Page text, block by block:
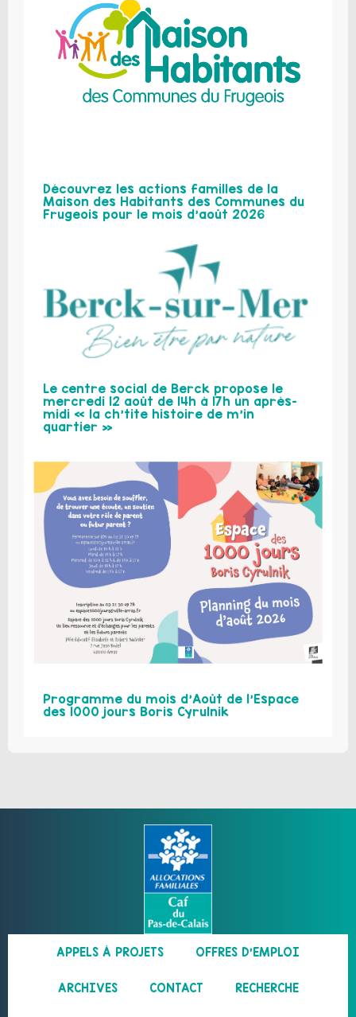
Découvrez les actions familles de la
Maison des Habitants des Communes du
Frugeois pour le mois d’août 2026
Le centre social de Berck propose le
mercredi 12 août de 14h à 17h un après-
midi « la ch’tite histoire de m’in
quartier »
Programme du mois d’Août de l’Espace
des 1000 jours Boris Cyrulnik
APPELS À PROJETS OFFRES D’EMPLOI
ARCHIVES CONTACT RECHERCHE